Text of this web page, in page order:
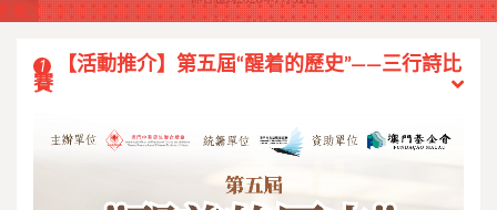
1
【活動推介】第五屆“醒着的歷史”——三行詩比
賽